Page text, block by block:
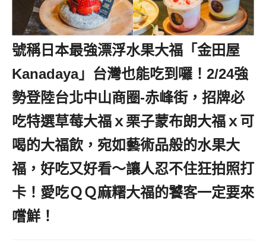
號稱日本最強漂浮水果大福「金田屋
Kanadaya」台灣也能吃到囉！2/24強
勢登陸台北中山商圈-赤峰街，招牌必
吃特選草莓大福ｘ栗子蒙布朗大福ｘ可
喝的大福飲，宛如藝術品般的水果大
福，好吃又好看～讓人忍不住狂拍照打
卡！愛吃ＱＱ麻糬大福的饕客一定要來
嚐鮮！